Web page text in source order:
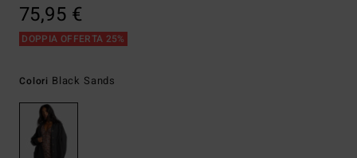
75,95 €
DOPPIA OFFERTA 25%
Colori Black Sands